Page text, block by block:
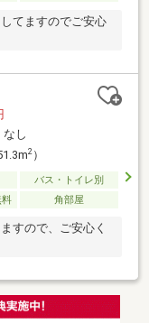
てますのでご安心
なし
2）
バス・トイレ別
料 角部屋
すので、ご安心く